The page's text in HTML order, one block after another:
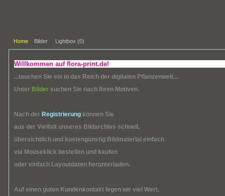
Home Bilder Lightbox (0)
Willkommen auf flora-print.de!
...tauchen Sie ein in das Reich der digitalen Pflanzenwelt...
Unter Bilder suchen Sie nach Ihren Motiven.
Nach der Registrierung können Sie
aus der Vielfalt unseres Bildarchivs schnell,
übersichtlich und kostengünstig Bildmaterial einfach
via Mouseklick bestellen und kaufen
oder einfach Layoutdaten herunterladen.
Auf einen guten Kundenkontakt legen wir viel Wert,